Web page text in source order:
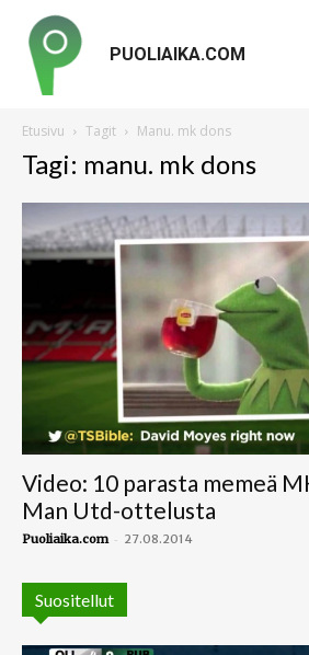
PUOLIAIKA.COM
Etusivu Tagit Manu. mk dons
Tagi: manu. mk dons
Video: 10 parasta memeä
Man Utd-ottelusta
Puoliaika.com - 27.08.2014
Suositellut